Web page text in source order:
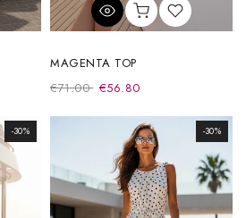
MAGENTA TOP
€71.00 €56.80
-30% -30%